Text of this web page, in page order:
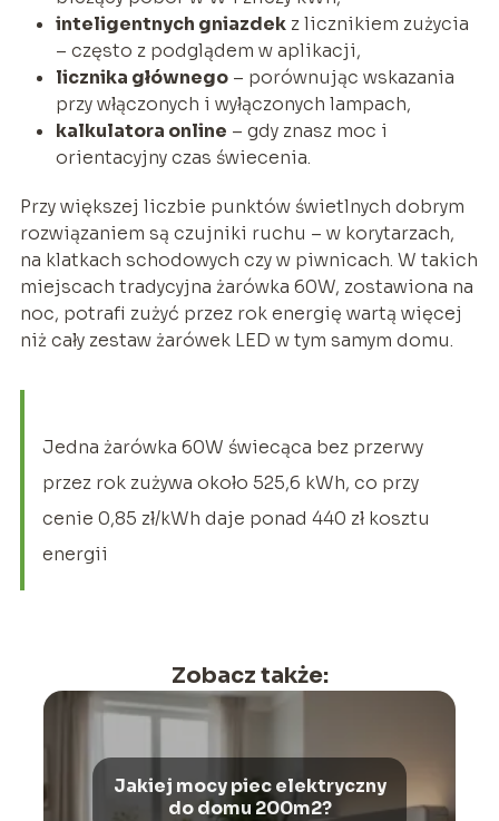
inteligentnych gniazdekz licznikiem zużycia
– często z podglądem w aplikacji,
licznika głównego– porównując wskazania
przy włączonych i wyłączonych lampach,
kalkulatora online – gdy znasz moc i
orientacyjny czas świecenia.
Przy większej liczbie punktów świetlnych dobrym
rozwiązaniem są czujniki ruchu – w korytarzach,
na klatkach schodowych czy w piwnicach. W takich
miejscach tradycyjna żarówka 60W, zostawiona na
noc, potrafi zużyć przez rok energię wartą więcej
niż cały zestaw żarówek LED w tym samym domu.
Jedna żarówka 60W świecąca bez przerwy
przez rok zużywa około 525,6 kWh, co przy
cenie 0,85 zł/kWh daje ponad 440 zł kosztu
energii
Zobacz także:
Jakiej mocy piec elektryczny
do domu 200m2?